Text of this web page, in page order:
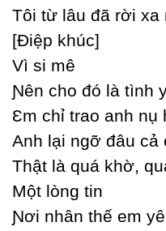
Tôi từ lâu đã rời xa
[Điệp khúc]
Vì si mê
Ɲên cho đó là tình
Ɛm chỉ trao anh nụ
Anh lại ngỡ đâu cả
Thật là quá khờ,
Một lòng tin
Ɲơi nhân thế em